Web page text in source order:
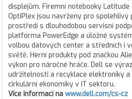
displejům. Firemní notebooky
OptiPlex jsou navrženy pro
prostředí s dlouhodobou servisní
platforma PowerEdge a úložné
volbou datových center a středních i
světě. Herní produkty pod značkou
výkon pro náročné hráče. Dell se
udržitelnosti a recyklace elektroniky a
cirkulární ekonomiky v IT sektoru.
Více informací na www.dell.com/cs-cz